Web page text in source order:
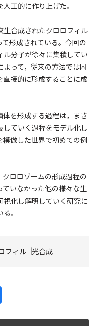
工的に作り上げた。
生合成されたクロロフィル
形成されている。今回の
ル分子が徐々に集積してい
よって，従来の方法では困
直接的に形成することに成
を形成する過程は，まさ
していく過程をモデル化し
模倣した世界で初めての例
ロロゾームの形成過程の
いなかった他の様々な生
視化し解明していく研究に
。
フィル 光合成